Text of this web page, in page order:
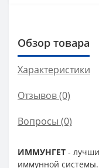
Обзор товара
Характеристики
Отзывов (0)
Вопросы (0)
ИММУНГЕТ -
иммунной